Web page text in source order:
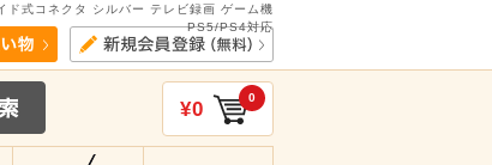
式コネクタ シルバー テレビ録画 ゲーム機
PS5/PS4対応
¥0 0